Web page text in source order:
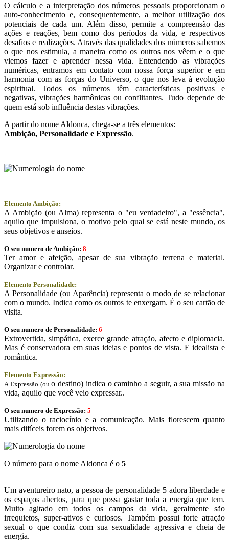
O cálculo e a interpretação dos números pessoais proporcionam o
auto-conhecimento e, consequentemente, a melhor utilização dos
potenciais de cada um. Além disso, permite a compreensão das
ações e reações, bem como dos períodos da vida, e respectivos
desafios e realizações. Através das qualidades dos números sabemos
o que nos estimula, a maneira como os outros nos vêem e o que
viemos fazer e aprender nessa vida. Entendendo as vibrações
numéricas, entramos em contato com nossa força superior e em
harmonia com as forças do Universo, o que nos leva à evolução
espiritual. Todos os números têm características positivas e
negativas, vibrações harmônicas ou conflitantes. Tudo depende de
quem está sob influência destas vibrações.
A partir do nome Aldonca, chega-se a três elementos:
Ambição, Personalidade e Expressão.
Elemento Ambição:
A Ambição (ou Alma) representa o "eu verdadeiro", a "essência",
aquilo que impulsiona, o motivo pelo qual se está neste mundo, os
seus objetivos e anseios.
O seu numero de Ambição: 8
Ter amor e afeição, apesar de sua vibração terrena e material.
Organizar e controlar.
Elemento Personalidade:
A Personalidade (ou Aparência) representa o modo de se relacionar
com o mundo. Indica como os outros te enxergam. É o seu cartão de
visita.
O seu numero de Personalidade: 6
Extrovertida, simpática, exerce grande atração, afecto e diplomacia.
Mas é conservadora em suas ideias e pontos de vista. E idealista e
romântica.
Elemento Expressão:
A Expressão (ouo destino) indica o caminho a seguir, a sua missão na
vida, aquilo que você veio expressar..
O seu numero de Expressão: 5
Utilizando o raciocínio e a comunicação. Mais florescem quanto
mais difíceis forem os objetivos.
O número para o nome Aldonca é o 5
Um aventureiro nato, a pessoa de personalidade 5 adora liberdade e
os espaços abertos, para que possa gastar toda a energia que tem.
Muito agitado em todos os campos da vida, geralmente são
irrequietos, super-ativos e curiosos. Também possui forte atração
sexual o que condiz com sua sexualidade agressiva e cheia de
energia.